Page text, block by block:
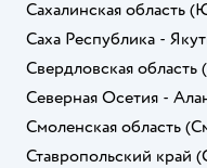
Сахалинская область
Саха Республика -
Свердловская область
Северная Осетия -
Смоленская область
Ставропольский край